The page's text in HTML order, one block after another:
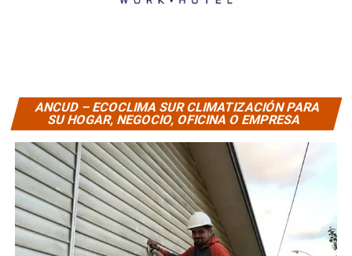
ANCUD – ECOCLIMA SUR CLIMATIZACIÓN PARA
SU HOGAR, NEGOCIO, OFICINA O EMPRESA